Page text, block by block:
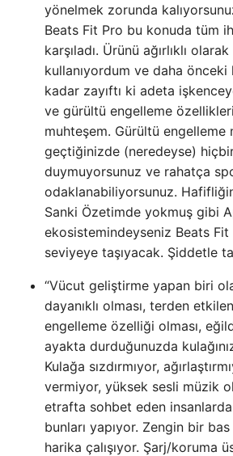
yönelmek zorunda
Beats Fit Pro bu konuda tüm
karşıladı. Ürünü ağırlıklı
kullanıyordum ve daha önceki
kadar zayıftı ki adeta
ve gürültü engelleme
muhteşem. Gürültü engelleme
geçtiğinizde (neredeyse)
duymuyorsunuz ve rahatça
odaklanabiliyorsunuz.
Sanki Özetimde yokmuş gibi
ekosistemindeyseniz Beats
seviyeye taşıyacak. Şiddetle
“Vücut geliştirme yapan biri
dayanıklı olması, terden
engelleme özelliği olması,
ayakta durduğunuzda
Kulağa sızdırmıyor,
vermiyor, yüksek sesli müzik
etrafta sohbet eden
bunları yapıyor. Zengin bir
harika çalışıyor. Şarj/koruma